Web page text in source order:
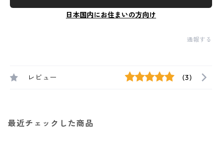
日本国内にお住まいの方向け
通報する
レビュー (3)
最近チェックした商品